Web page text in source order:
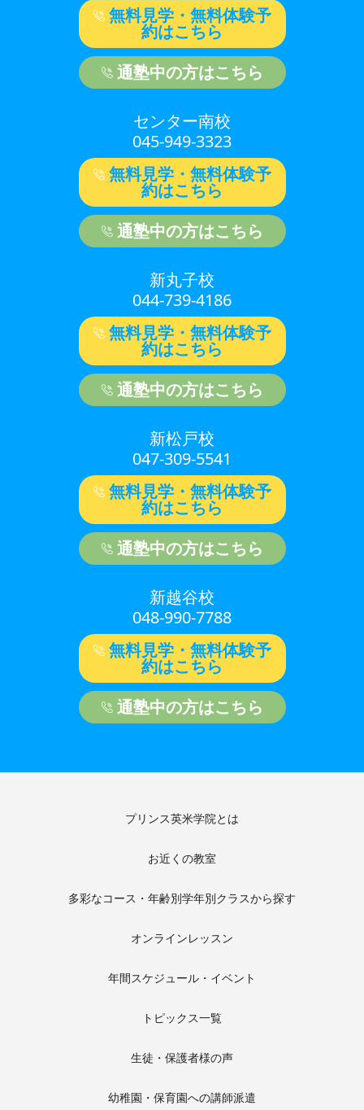
無料見学・無料体験予
約はこちら
通塾中の方はこちら
センター南校
045-949-3323
無料見学・無料体験予
約はこちら
通塾中の方はこちら
新丸子校
044-739-4186
無料見学・無料体験予
約はこちら
通塾中の方はこちら
新松戸校
047-309-5541
無料見学・無料体験予
約はこちら
通塾中の方はこちら
新越谷校
048-990-7788
無料見学・無料体験予
約はこちら
通塾中の方はこちら
プリンス英米学院とは
お近くの教室
多彩なコース・年齢別学年別クラスから探す
オンラインレッスン
年間スケジュール・イベント
トピックス一覧
生徒・保護者様の声
幼稚園・保育園への講師派遣